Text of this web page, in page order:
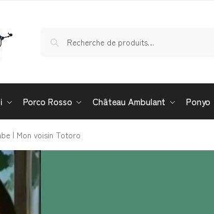
Porco Rosso Château Ambulant Ponyo
| Mon voisin Totoro